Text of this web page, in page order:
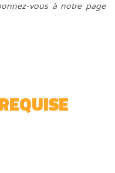
vous à notre page